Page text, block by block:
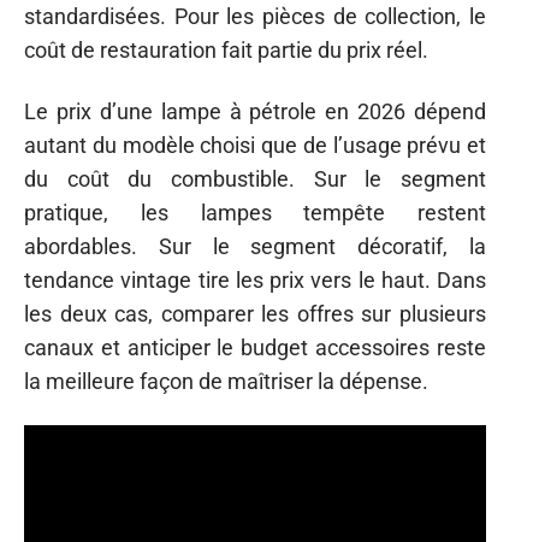
standardisées. Pour les pièces de collection, le
coût de restauration fait partie du prix réel.
Le prix d’une lampe à pétrole en 2026 dépend
autant du modèle choisi que de l’usage prévu et
du coût du combustible. Sur le segment
pratique, les lampes tempête restent
abordables. Sur le segment décoratif, la
tendance vintage tire les prix vers le haut. Dans
les deux cas, comparer les offres sur plusieurs
canaux et anticiper le budget accessoires reste
la meilleure façon de maîtriser la dépense.